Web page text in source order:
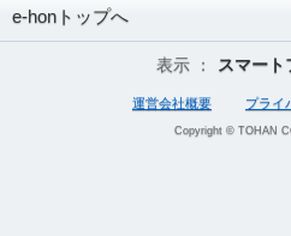
e-honトップへ
表示 ： スマート
運営会社概要 プライ
Copyright © TOHAN